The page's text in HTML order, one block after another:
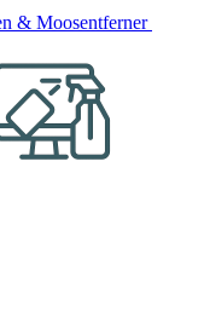
& Moosentferner